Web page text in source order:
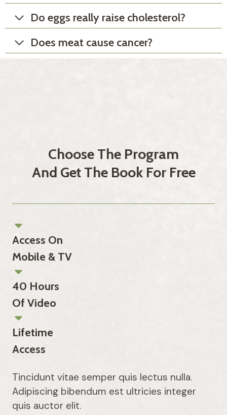
Do eggs really raise cholesterol?
Does meat cause cancer?
Choose The Program
And Get The Book For Free
Access On
Mobile & TV
40 Hours
Of Video
Lifetime
Access
Tincidunt vitae semper quis lectus nulla.
Adipiscing bibendum est ultricies integer
quis auctor elit.